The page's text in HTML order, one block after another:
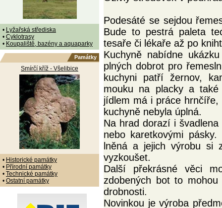
• Lyžařská střediska
• Cyklotrasy
• Koupaliště, bazény a aquaparky
Památky
Smírčí kříž - Všelibice
• Historické památky
• Přírodní památky
• Technické památky
• Ostatní památky
Podesáté se sejdou
Bude to pestrá paleta
tesaře či lékaře až po
Kuchyně nabídne
plných dobrot pro
kuchyni patří žernov,
mouku na placky a
jídlem má i práce
kuchyně nebyla úplná.
Na hrad dorazí i
nebo karetkovými
lněná a jejich výrobu si
vyzkoušet.
Další překrásné věci
zdobených bot to
drobnosti.
Novinkou je výroba